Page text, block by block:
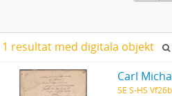
1 resultat med digitala objekt
Carl
SE S-HS Vf26b